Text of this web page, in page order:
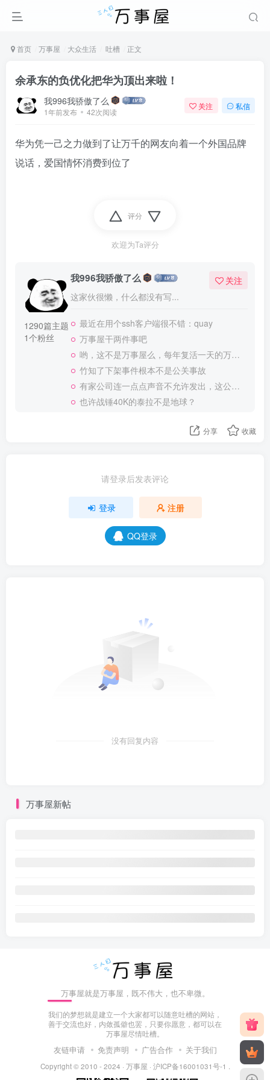
首页 万事屋 大众生活 吐槽 正文
余承东的负优化把华为顶出来啦！
我996我骄傲了么
1年前发布 42次阅读
关注 私信
华为凭一己之力做到了让万千的网友向着一个外国品牌
说话，爱国情怀消费到位了
评分
欢迎为Ta评分
1290篇主题
1个粉丝
我996我骄傲了么
这家伙很懒，什么都没有写...
关注
最近在用个ssh客户端很不错：quay
万事屋干两件事吧
哟，这不是万事屋么，每年复活一天的万事屋
竹知了下架事件根本不是公关事故
有家公司连一点点声音不允许发出，这公司做大了就是我国乃至全世界的灾难
也许战锤40K的泰拉不是地球？
分享 收藏
请登录后发表评论
登录 注册
QQ登录
没有回复内容
万事屋新帖
万事屋就是万事屋，既不伟大，也不卑微。
我们的梦想就是建立一个大家都可以随意吐槽的网站，
善于交流也好，内敛孤僻也罢，只要你愿意，都可以在
万事屋尽情吐槽。
友链申请 免责声明 广告合作 关于我们
Copyright © 2010 - 2024 · 万事屋 · 沪ICP备16001031号-1